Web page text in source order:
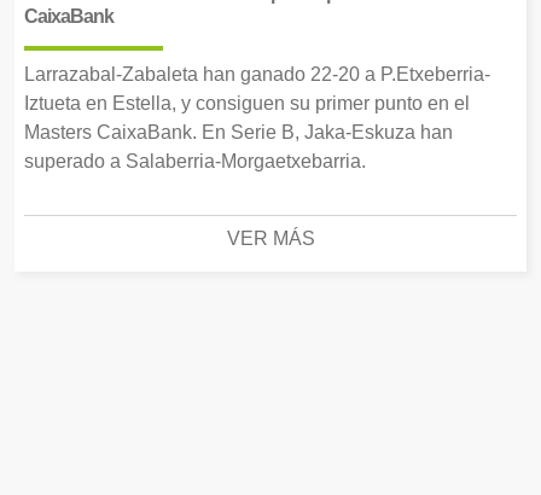
CaixaBank
Larrazabal-Zabaleta han ganado 22-20 a P.Etxeberria-
Iztueta en Estella, y consiguen su primer punto en el
Masters CaixaBank. En Serie B, Jaka-Eskuza han
superado a Salaberria-Morgaetxebarria.
VER MÁS